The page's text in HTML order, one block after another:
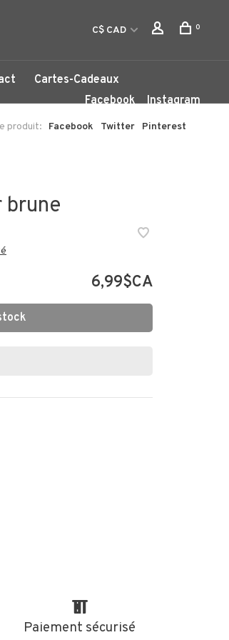
C$ CAD 0
Cartes-Cadeaux
Facebook
Instagram
produit: Facebook Twitter Pinterest
brune
6,99$CA
Paiement sécurisé